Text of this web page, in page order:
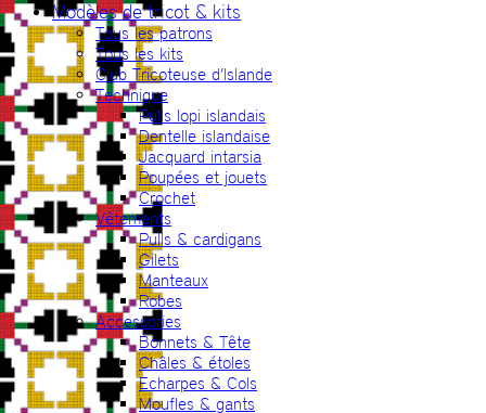
Modèles de tricot & kits
Tous les patrons
Tous les kits
Club Tricoteuse d’Islande
Technique
Pulls lopi islandais
Dentelle islandaise
Jacquard intarsia
Poupées et jouets
Crochet
Vêtements
Pulls & cardigans
Gilets
Manteaux
Robes
Accessories
Bonnets & Tête
Châles & étoles
Echarpes & Cols
Moufles & gants